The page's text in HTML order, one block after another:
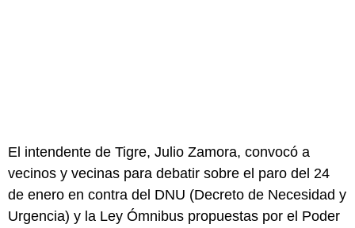
El intendente de Tigre, Julio Zamora, convocó a
vecinos y vecinas para debatir sobre el paro del 24
de enero en contra del DNU (Decreto de Necesidad y
Urgencia) y la Ley Ómnibus propuestas por el Poder